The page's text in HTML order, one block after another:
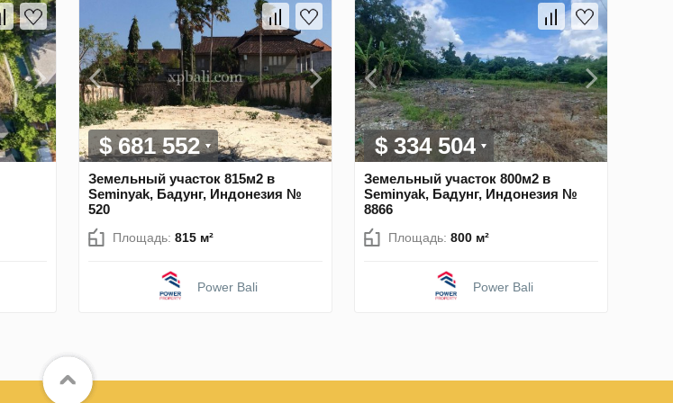
$ 681 552
Земельный участок 815м2 в
Seminyak, Бадунг, Индонезия №
520
Площадь: 815 м²
Power Bali
$ 334 504
Земельный участок 800м2 в
Seminyak, Бадунг, Индонезия №
8866
Площадь: 800 м²
Power Bali